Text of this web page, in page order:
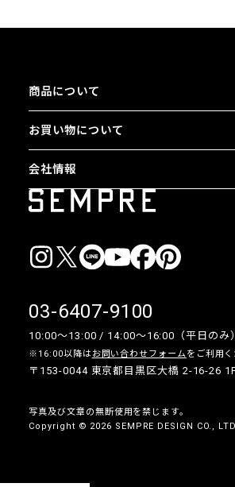
商品について
お買い物について
会社情報
03-6407-9100
10:00〜13:00 / 14:00〜16:00（平日のみ）
※16:00以降は お問い合わせフォームをご利用く
〒153-0044 東京都目黒区大橋 2-16-26
写真及び文章の無断使用を禁じます。
Copyright © 2026 SEMPRE DESIGN CO.,